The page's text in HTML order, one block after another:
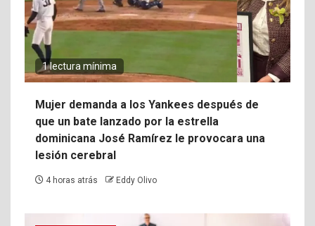
1 lectura mínima
Mujer demanda a los Yankees después de
que un bate lanzado por la estrella
dominicana José Ramírez le provocara una
lesión cerebral
4 horas atrás Eddy Olivo